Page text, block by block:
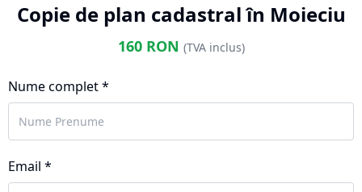
Copie de plan cadastral în Moieciu
160RON (TVA inclus)
Nume complet *
Email *